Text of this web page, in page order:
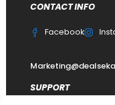
CONTACT INFO
Facebook
SUPPORT